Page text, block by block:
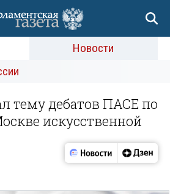
Новости
тему дебатов ПАСЕ по
искусственной